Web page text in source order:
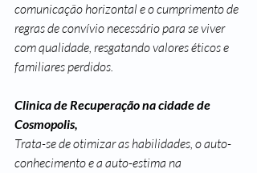
comunicação horizontal e o cumprimento de
regras de convívio necessário para se viver
com qualidade, resgatando valores éticos e
familiares perdidos.
Clinica de Recuperação na cidade de
Cosmopolis,
Trata-se de otimizar as habilidades, o auto-
conhecimento e a auto-estima na